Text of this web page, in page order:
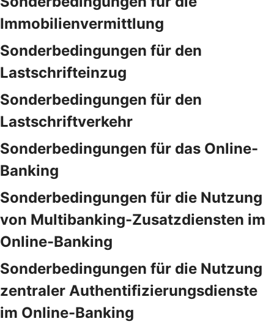
Immobilienvermittlung
Sonderbedingungen für den
Lastschrifteinzug
Sonderbedingungen für den
Lastschriftverkehr
Sonderbedingungen für das Online-
Banking
Sonderbedingungen für die Nutzung
von Multibanking-Zusatzdiensten im
Online-Banking
Sonderbedingungen für die Nutzung
zentraler Authentifizierungsdienste
im Online-Banking